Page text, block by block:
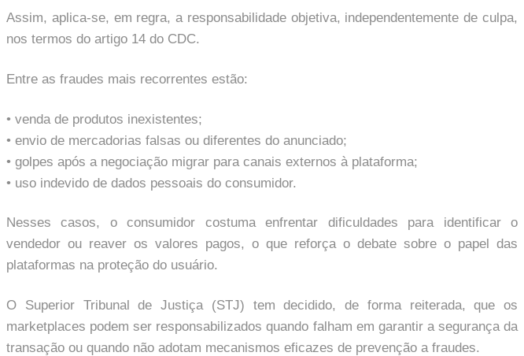
Assim, aplica-se, em regra, a responsabilidade objetiva, independentemente de culpa,
nos termos do artigo 14 do CDC.
Entre as fraudes mais recorrentes estão:
• venda de produtos inexistentes;
• envio de mercadorias falsas ou diferentes do anunciado;
• golpes após a negociação migrar para canais externos à plataforma;
• uso indevido de dados pessoais do consumidor.
Nesses casos, o consumidor costuma enfrentar dificuldades para identificar o
vendedor ou reaver os valores pagos, o que reforça o debate sobre o papel das
plataformas na proteção do usuário.
O Superior Tribunal de Justiça (STJ) tem decidido, de forma reiterada, que os
marketplaces podem ser responsabilizados quando falham em garantir a segurança da
transação ou quando não adotam mecanismos eficazes de prevenção a fraudes.